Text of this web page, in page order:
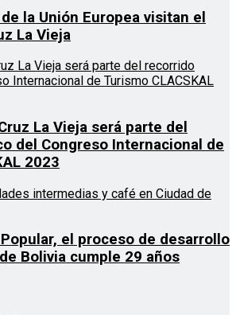
la Unión Europea visitan el
La Vieja
La Vieja será parte del
del Congreso Internacional de
2023
el proceso de desarrollo
Bolivia cumple 29 años